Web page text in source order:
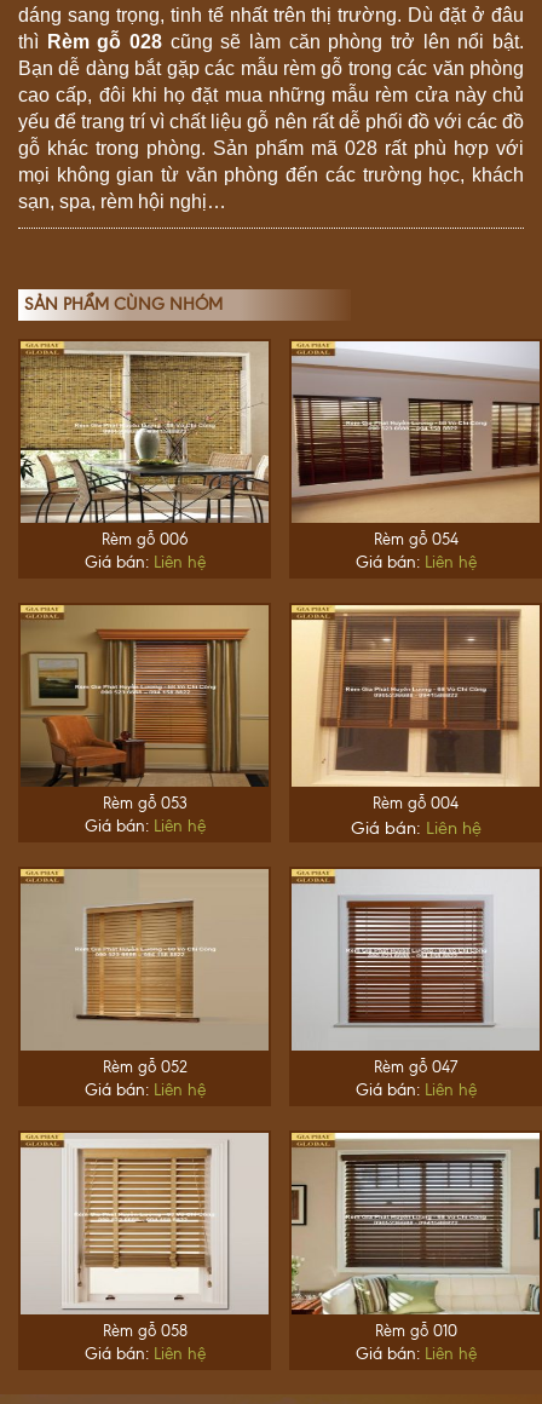
dáng sang trọng, tinh tế nhất trên thị trường. Dù đặt ở đâu
thì Rèm gỗ 028 cũng sẽ làm căn phòng trở lên nổi bật.
Bạn dễ dàng bắt gặp các mẫu rèm gỗ trong các văn phòng
cao cấp, đôi khi họ đặt mua những mẫu rèm cửa này chủ
yếu để trang trí vì chất liệu gỗ nên rất dễ phối đồ với các đồ
gỗ khác trong phòng. Sản phẩm mã 028 rất phù hợp với
mọi không gian từ văn phòng đến các trường học, khách
sạn, spa, rèm hội nghị…
SẢN PHẨM CÙNG NHÓM
Rèm gỗ 006
Giá bán: Liên hệ
Rèm gỗ 054
Giá bán: Liên hệ
Rèm gỗ 053
Giá bán: Liên hệ
Rèm gỗ 004
Giá bán: Liên hệ
Rèm gỗ 052
Giá bán: Liên hệ
Rèm gỗ 047
Giá bán: Liên hệ
Rèm gỗ 058
Giá bán: Liên hệ
Rèm gỗ 010
Giá bán: Liên hệ